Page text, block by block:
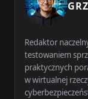
Redaktor
testowaniem
praktycznych
w wirtualnej